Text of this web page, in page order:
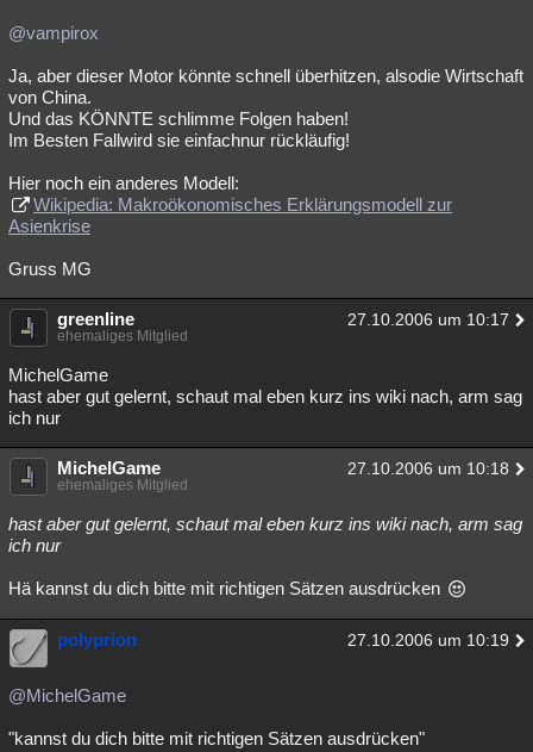
@vampirox
Ja, aber dieser Motor könnte schnell überhitzen, alsodie Wirtschaft
von China.
Und das KÖNNTE schlimme Folgen haben!
Im Besten Fallwird sie einfachnur rückläufig!
Hier noch ein anderes Modell:
Wikipedia: Makroökonomisches Erklärungsmodell zur
Asienkrise
Gruss MG
greenline 27.10.2006 um 10:17
ehemaliges Mitglied
MichelGame
hast aber gut gelernt, schaut mal eben kurz ins wiki nach, arm sag
ich nur
MichelGame 27.10.2006 um 10:18
ehemaliges Mitglied
hast aber gut gelernt, schaut mal eben kurz ins wiki nach, arm sag
ich nur
Hä kannst du dich bitte mit richtigen Sätzen ausdrücken
polyprion 27.10.2006 um 10:19
@MichelGame
"kannst du dich bitte mit richtigen Sätzen ausdrücken"